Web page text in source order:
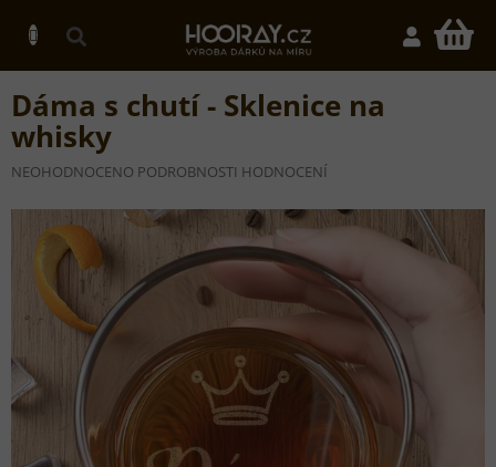
obsah
Dáma s chutí - Sklenice na
whisky
PRŮMĚRNÉ
PRODUKTU
HVĚZDIČEK.
NEOHODNOCENO PODROBNOSTI HODNOCENÍ